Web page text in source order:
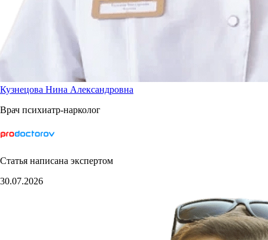
Кузнецова Нина Александровна
Врач психиатр-нарколог
Статья написана экспертом
30.07.2026